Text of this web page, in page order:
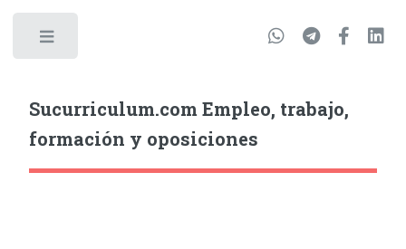
Sucurriculum.com Empleo, trabajo,
formación y oposiciones